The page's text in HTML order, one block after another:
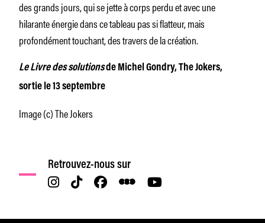
des grands jours, qui se jette à corps perdu et avec une
hilarante énergie dans ce tableau pas si flatteur, mais
profondément touchant, des travers de la création.
Le Livre des solutionsde Michel Gondry, The Jokers,
sortie le 13 septembre
Image (c) The Jokers
Retrouvez-nous sur